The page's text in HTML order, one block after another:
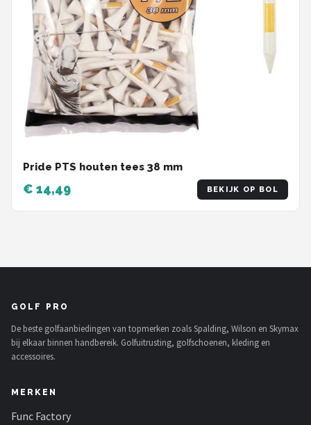
Pride PTS houten tees 38 mm
€ 14,49 BEKIJK OP BOL
GOLF PRO
De beste golfaanbiedingen van topmerken zoals Spalding, Wilson en Skymax
bij elkaar binnen handbereik. Golfuitrusting, golfschoenen, kleding en
accessoires.
MERKEN
Func Factory